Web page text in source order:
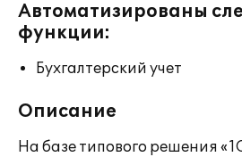
Автоматизированы
функции:
Бухгалтерский учет
Описание
На базе типового решения